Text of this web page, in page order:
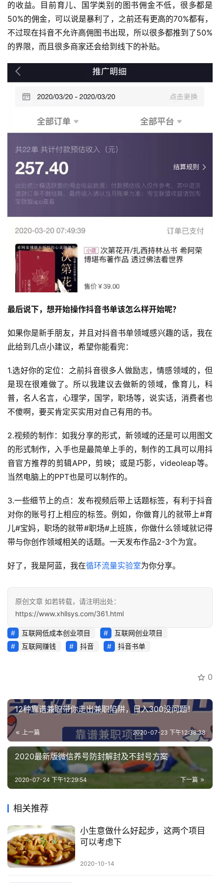
行
业
快
讯
开
眼
避
坑
指
南
运
营
百
科
创
业
资
源
会
员
区
登录
的收益。目前育儿、国学类别的图书佣金不低，很多都是
50%的佣金，可以说是暴利了，之前还有更高的70%都有，
不过现在抖音不允许高佣图书出现，所以很多都推到了50%
的界限，而且很多商家还会给到线下的补贴。
最后说下，想开始操作抖音书单该怎么样开始呢？
如果你是新手朋友，并且对抖音书单领域感兴趣的话，我在
此给到几点小建议，希望你能看完：
1.选好你的定位：之前抖音很多人做励志，情感领域的，但
是现在很难做了。所以我建议去做新的领域，像育儿，科
普，名人名言，心理学，国学，职场等，说实话，消费者也
不傻啊，要买肯定买实用对自己有用的书。
2.视频的制作：如我分享的形式，新领域的还是可以用图文
的形式制作，入手也是最简单上手的，制作的工具可以用抖
音官方推荐的剪辑APP，剪映；或是巧影，videoleap等。
当然电脑上的PPT也是可以制作的。
3.一些细节上的点：发布视频后带上话题标签，有利于抖音
对你的账号打上相应的标签。例如，你做育儿的就带上#育
儿#宝妈，职场的就带#职场#上班族，你做什么领域就记得
带与你创作领域相关的话题。一天发布作品2-3个为宜。
好了，我是阿蓝，我在循环流量实验室为你分享。
原创文章 如若转载，请注明出处：
https://www.xhllsys.com/361.html
互联网低成本创业项目
互联网创业项目
互联网赚钱
抖音 抖音书单
0
12种靠谱兼职带你走出兼职陷阱，日入300没问题！
上一篇 2020-07-23 下午12:38:38
2020最新版微信养号防封解封及不封号方案
下一篇
2020-07-24 下午12:29:54
相关推荐
小生意做什么好起步，这两个项目
可以考虑下
2020-10-14